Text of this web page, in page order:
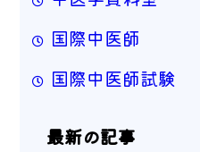
国際中医師
国際中医師試験
最新の記事